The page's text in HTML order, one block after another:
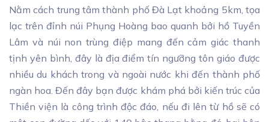
Nằm cách trung tâm thành phố Đà Lạt khoảng 5km, tọa
lạc trên đỉnh núi Phụng Hoàng bao quanh bởi hồ Tuyền
Lâm và núi non trùng điệp mang đến cảm giác thanh
tịnh yên bình, đây là địa điểm tín ngưỡng tôn giáo được
nhiều du khách trong và ngoài nước khi đến thành phố
ngàn hoa. Đến đây bạn được khám phá bởi kiến trúc của
Thiền viện là công trình độc đáo, nếu đi lên từ hồ sẽ có